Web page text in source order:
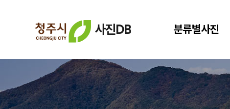
사진DB 분류별사진